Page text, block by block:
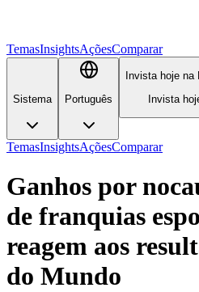
TemasInsightsAçõesComparar
Sistema Português
Invista hoje na
Invista
TemasInsightsAçõesComparar
Ganhos por
de franquias
reagem aos
do Mundo